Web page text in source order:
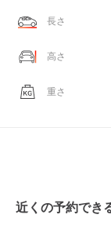
長さ
高さ
重さ
近くの予約でき